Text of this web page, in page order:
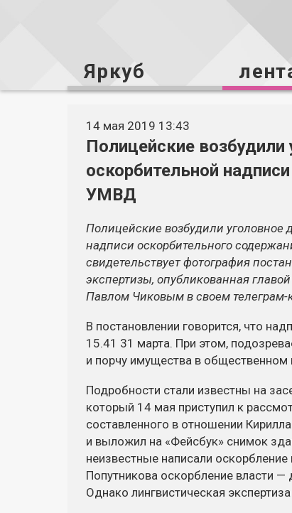
Яркуб
14 мая 2019 13:43
Полицейские
оскорбительной
УМВД
Полицейские возбудили уголовное
надписи оскорбительного
свидетельствует фотография
экспертизы, опубликованная
Павлом Чиковым в своем телеграм-
В постановлении говорится, что
15.41 31 марта. При этом,
и порчу имущества в общественном
Подробности стали известны на
который 14 мая приступил к
составленного в отношении
и выложил на «Фейсбук» снимок
неизвестные написали
Попутникова оскорбление власти
Однако лингвистическая экспертиза